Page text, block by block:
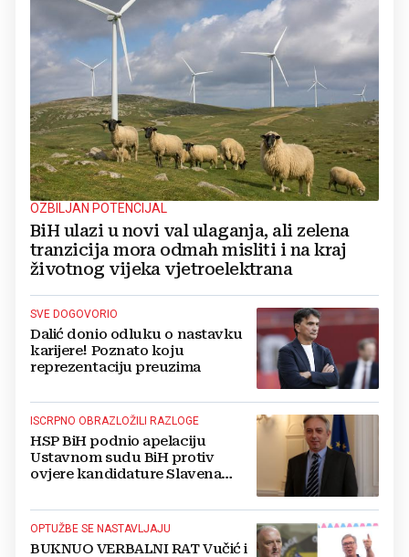
OZBILJAN POTENCIJAL
BiH ulazi u novi val ulaganja, ali zelena
tranzicija mora odmah misliti i na kraj
životnog vijeka vjetroelektrana
SVE DOGOVORIO
Dalić donio odluku o nastavku
karijere! Poznato koju
reprezentaciju preuzima
ISCRPNO OBRAZLOŽILI RAZLOGE
HSP BiH podnio apelaciju
Ustavnom sudu BiH protiv
ovjere kandidature Slavena
OPTUŽBE SE NASTAVLJAJU
BUKNUO VERBALNI RAT Vučić i